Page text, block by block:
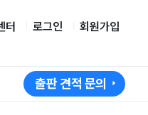
터 로그인 회원가입
출판 견적 문의